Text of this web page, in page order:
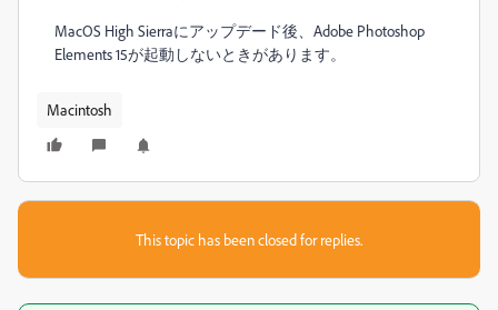
MacOS High Sierraにアップデード後、Adobe Photoshop
Elements 15が起動しないときがあります。
Macintosh
This topic has been closed for replies.